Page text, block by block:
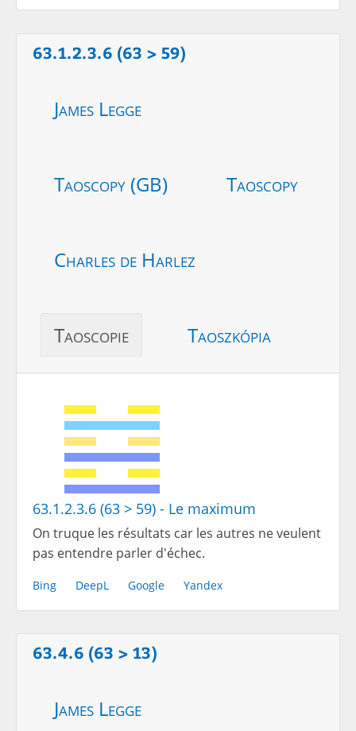
63.1.2.3.6 (63 > 59)
James Legge
Taoscopy (GB) Taoscopy
Charles de Harlez
Taoscopie Taoszkópia
63.1.2.3.6 (63 > 59) - Le maximum
On truque les résultats car les autres ne veulent
pas entendre parler d'échec.
Bing DeepL Google Yandex
63.4.6 (63 > 13)
James Legge